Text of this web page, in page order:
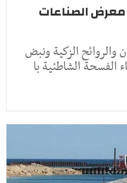
معرض الصناعات
والروائح الزكية ونبض
الفسحة الشاطئية با